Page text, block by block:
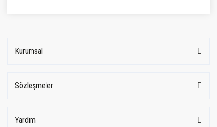
Kurumsal
Sözleşmeler
Yardım